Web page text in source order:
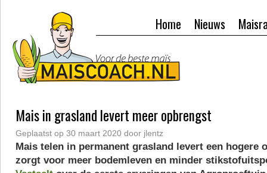
Nieuws
Home
Mais in grasland levert meer opbrengst
Geplaatst op 30 maart 2020 door jlentz
Mais telen in permanent grasland levert een hogere
zorgt voor meer bodemleven en minder